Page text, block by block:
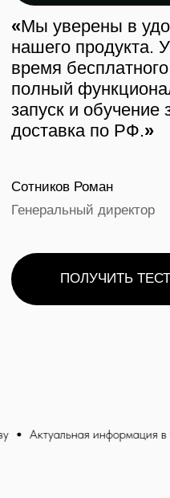
информация в
Казакова Арина
SkyPoint Шереметьево
владельцев отелей, которые ищут
сэкономили много времени и денег на
гостей.
времени и денег на регистрации
электронные формуляры - это
обеспечить безопасность и удобство